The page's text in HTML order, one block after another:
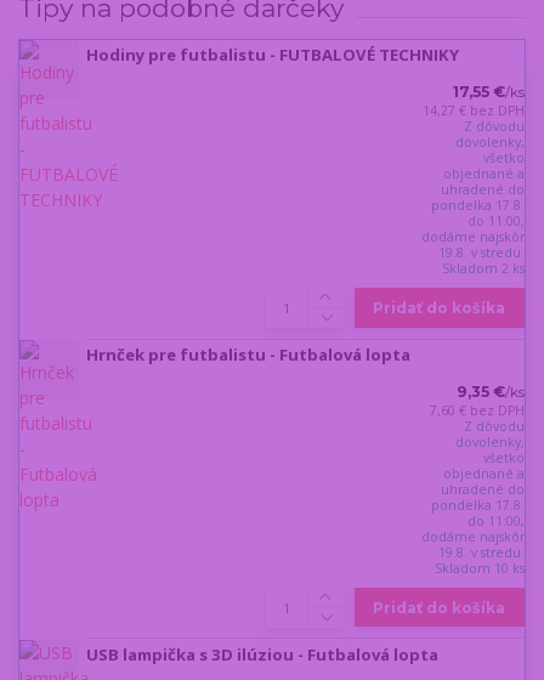
Tipy na podobné darčeky
Hodiny pre futbalistu - FUTBALOVÉ TECHNIKY
17,55 €/ks
14,27 € bez DPH
Z dôvodu
dovolenky,
všetko
objednané a
uhradené do
pondelka 17.8.
do 11:00,
dodáme najskôr
19.8. v stredu.
Skladom 2 ks
Pridať do košíka
Hrnček pre futbalistu - Futbalová lopta
9,35 €/ks
7,60 € bez DPH
Z dôvodu
dovolenky,
všetko
objednané a
uhradené do
pondelka 17.8.
do 11:00,
dodáme najskôr
19.8. v stredu.
Skladom 10 ks
Pridať do košíka
USB lampička s 3D ilúziou - Futbalová lopta